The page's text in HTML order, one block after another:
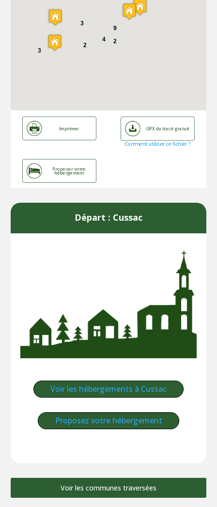
3
3
2
4 2
9
Imprimer GPX du tracé gratuit
Comment utiliser ce fichier ?
Proposer votre
hébergement
Départ : Cussac
Voir les hébergements à Cussac
Proposez votre hébergement
Voir les communes traversées